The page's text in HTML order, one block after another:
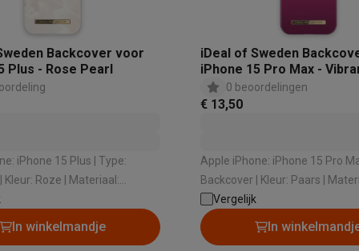
laptops
ecocheques Bruiswatertoestellen met ecocheques
Ovens met ecocheques
Backcover voor
Plus - Rose Pearl
15 Plus | Type:
In winkelmandje
iDeal of Sweden
iPhone 15 Pro Max -
0 beoordelingen
€ 13,50
Apple iPhone: iPhone 15 Pro Max |
Backcover | Kleur: Paars | Materiaal:
Kunststof
Vergelijk
In